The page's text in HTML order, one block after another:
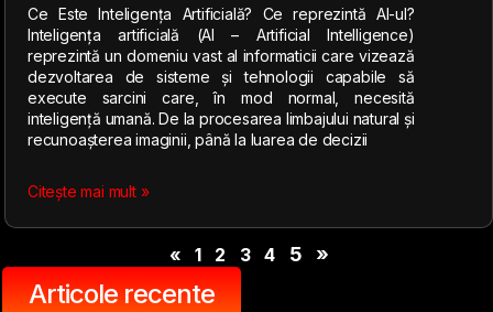
Ce Este Inteligența Artificială? Ce reprezintă AI-ul?
Inteligența artificială (AI – Artificial Intelligence)
reprezintă un domeniu vast al informaticii care vizează
dezvoltarea de sisteme și tehnologii capabile să
execute sarcini care, în mod normal, necesită
inteligență umană. De la procesarea limbajului natural și
recunoașterea imaginii, până la luarea de decizii
Citește mai mult »
« 1 2 3 4 5 »
Articole recente